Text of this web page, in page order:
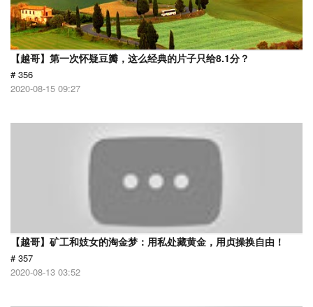
【越哥】第一次怀疑豆瓣，这么经典的片子只给8.1分？
# 356
2020-08-15 09:27
【越哥】矿工和妓女的淘金梦：用私处藏黄金，用贞操换自由！
# 357
2020-08-13 03:52